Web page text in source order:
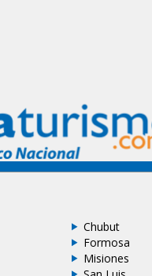
Chubut
Formosa
Misiones